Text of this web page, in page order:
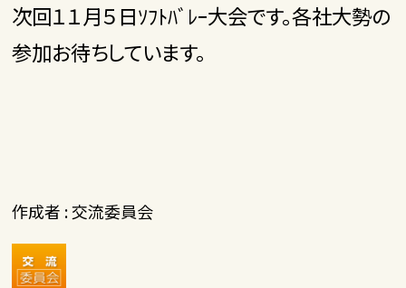
次回１１月５日ｿﾌﾄﾊﾞﾚｰ大会です。各社大勢の
参加お待ちしています。
作成者 : 交流委員会